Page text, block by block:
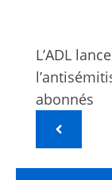
L’ADL
abonnés